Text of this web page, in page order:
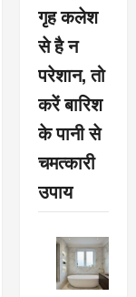
गृह कलेश
से है न
परेशान, तो
करें बारिश
के पानी से
चमत्कारी
उपाय